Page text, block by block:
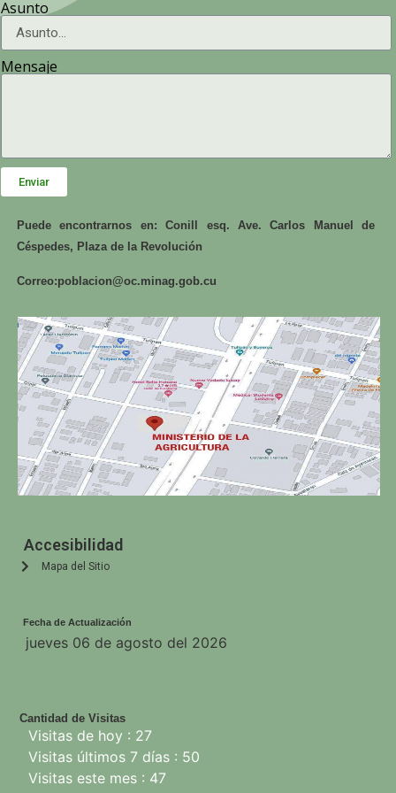
Asunto
Mensaje
Enviar
Puede encontrarnos en: Conill esq. Ave. Carlos Manuel de
Céspedes, Plaza de la Revolución
Correo:poblacion@oc.minag.gob.cu
Accesibilidad
Mapa del Sitio
Fecha de Actualización
Cantidad de Visitas
Visitas de hoy : 27
Visitas últimos 7 días : 50
Visitas este mes : 47
jueves 06 de agosto del 2026